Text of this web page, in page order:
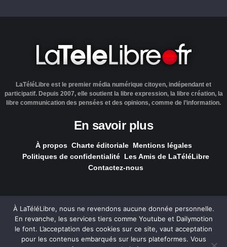
LaTéléLibre est le premier média numérique citoyen, indépendant et
participatif. Depuis 2007, elle soutient la libre expression, la libre création, la
libre communication des pensées et des opinions, comme de l’information.
En savoir plus
À propos Charte éditoriale Mentions légales
Politiques de confidentialité Les Amis de LaTéléLibre
Contactez-nous
LaTéléLibre.fr, ce site a été réalisé par l'agenceNOUS, Ouvert,
Utile & Simple
À LaTéléLibre, nous ne revendons aucune donnée personnelle.
En revanche, les services tiers comme Youtube et Dailymotion
le font. L’acceptation des cookies sur ce site, vaut acceptation
pour les contenus embarqués sur leurs plateformes. Vous